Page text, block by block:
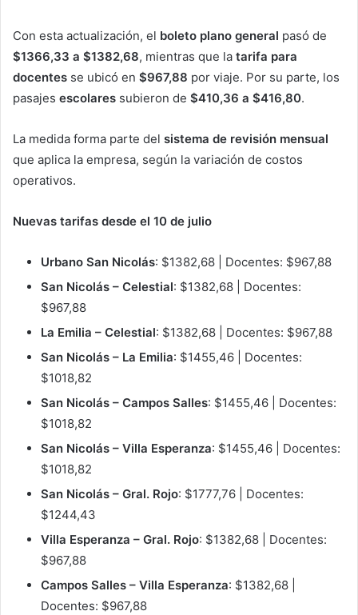
Con esta actualización, el boleto plano general pasó de
$1366,33 a $1382,68, mientras que la tarifa para
docentes se ubicó en $967,88 por viaje. Por su parte, los
pasajes escolares subieron de $410,36 a $416,80.
La medida forma parte del sistema de revisión mensual
que aplica la empresa, según la variación de costos
operativos.
Nuevas tarifas desde el 10 de julio
Urbano San Nicolás: $1382,68 | Docentes: $967,88
San Nicolás – Celestial: $1382,68 | Docentes:
$967,88
La Emilia – Celestial: $1382,68 | Docentes: $967,88
San Nicolás – La Emilia: $1455,46 | Docentes:
$1018,82
San Nicolás – Campos Salles: $1455,46 | Docentes:
$1018,82
San Nicolás – Villa Esperanza: $1455,46 | Docentes:
$1018,82
San Nicolás – Gral. Rojo: $1777,76 | Docentes:
$1244,43
Villa Esperanza – Gral. Rojo: $1382,68 | Docentes:
$967,88
Campos Salles – Villa Esperanza: $1382,68 |
Docentes: $967,88